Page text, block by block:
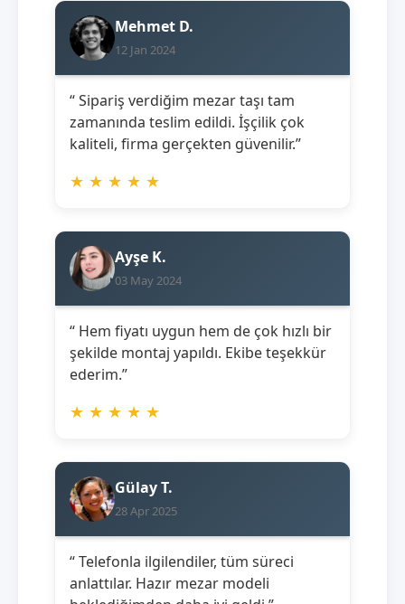
Mehmet D.
12 Jan 2024
“ Sipariş verdiğim mezar taşı tam
zamanında teslim edildi. İşçilik çok
kaliteli, firma gerçekten güvenilir.”
★ ★ ★ ★ ★
Ayşe K.
03 May 2024
“ Hem fiyatı uygun hem de çok hızlı bir
şekilde montaj yapıldı. Ekibe teşekkür
ederim.”
★ ★ ★ ★ ★
Gülay T.
28 Apr 2025
“ Telefonla ilgilendiler, tüm süreci
anlattılar. Hazır mezar modeli